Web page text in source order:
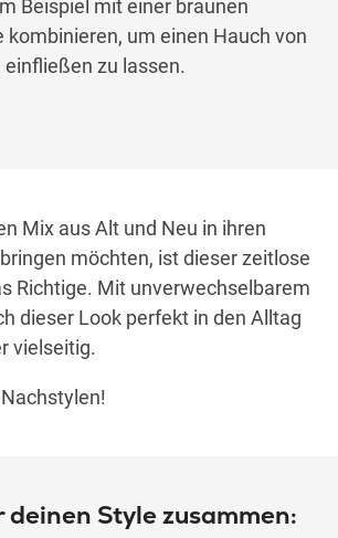
Beispiel mit einer braunen
kombinieren, um einen Hauch von
einfließen zu lassen.
Mix aus Alt und Neu in ihren
möchten, ist dieser zeitlose
Richtige. Mit unverwechselbarem
dieser Look perfekt in den Alltag
vielseitig.
deinen Style zusammen: